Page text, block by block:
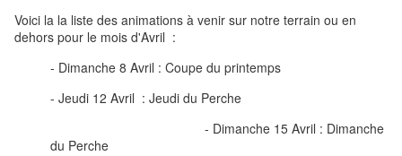
Voici la la liste des animations à venir sur notre terrain ou en
dehors pour le mois d'Avril :
- Dimanche 8 Avril : Coupe du printemps
- Jeudi 12 Avril : Jeudi du Perche
- Dimanche 15 Avril : Dimanche
du Perche